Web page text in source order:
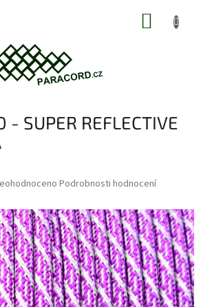
SUPER REFLECTIVE
Podrobnosti hodnocení